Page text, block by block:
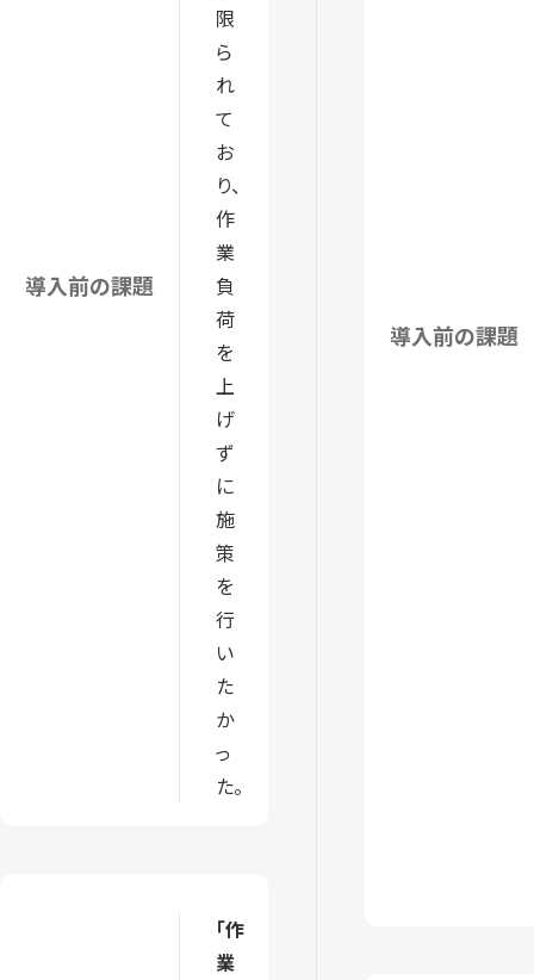
導入前の課題
限
ら
れ
て
お
り、
作
業
負
荷
を
上
げ
ず
に
施
策
を
行
い
た
か
っ
た。
「作
業
導入前の課題